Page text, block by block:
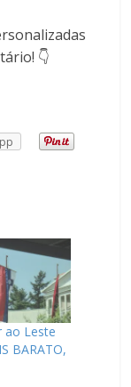
👇
ao Leste
BARATO,